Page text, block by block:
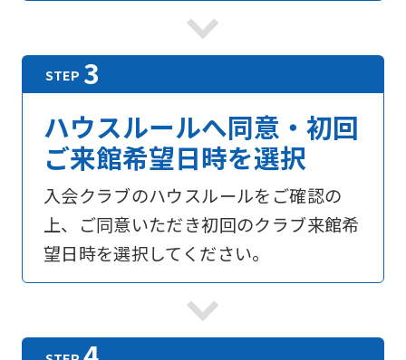
ハウスルールへ同意・初回
ご来館希望日時を選択
入会クラブのハウスルールをご確認の
上、ご同意いただき初回のクラブ来館希
望日時を選択してください。